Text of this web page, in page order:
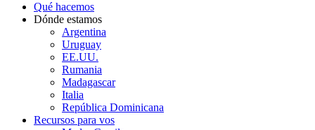
Qué hacemos
Dónde estamos
Argentina
Uruguay
EE.UU.
Rumania
Madagascar
Italia
República Dominicana
Recursos para vos